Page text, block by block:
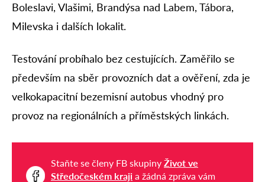
Boleslavi, Vlašimi, Brandýsa nad Labem, Tábora,
Milevska i dalších lokalit.
Testování probíhalo bez cestujících. Zaměřilo se
především na sběr provozních dat a ověření, zda je
velkokapacitní bezemisní autobus vhodný pro
provoz na regionálních a příměstských linkách.
Staňte se členy FB skupiny Život ve
Středočeském kraji a žádná zpráva vám